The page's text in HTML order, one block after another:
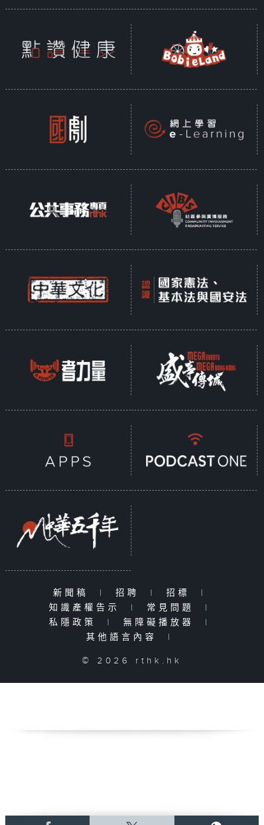
新聞稿 | 招聘 | 招標
|
知識產權告示
| 常見問題
|
私隱政策
| 無障礙播放器
|
其他語言內容
|
© 2026 rthk.hk